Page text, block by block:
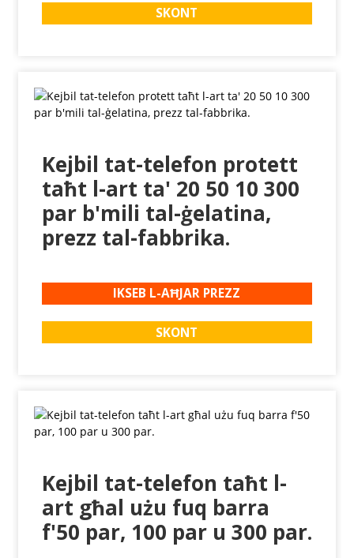
SKONT
Kejbil tat-telefon protett
taħt l-art ta' 20 50 10 300
par b'mili tal-ġelatina,
prezz tal-fabbrika.
IKSEB L-AĦJAR PREZZ
SKONT
Kejbil tat-telefon taħt l-
art għal użu fuq barra
f'50 par, 100 par u 300 par.